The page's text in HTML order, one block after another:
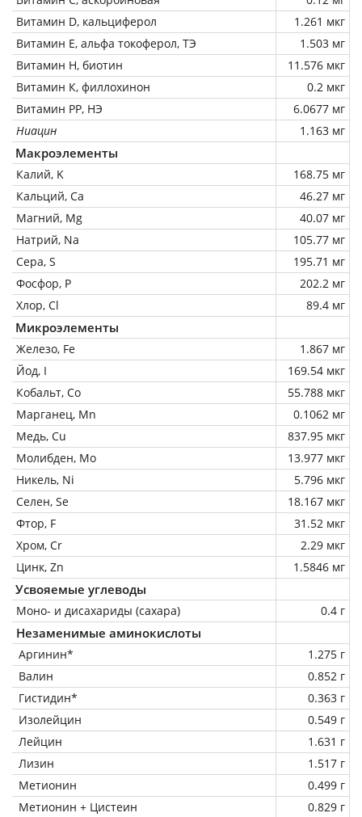
Витамин D, кальциферол
1.261 мкг
Витамин Е, альфа токоферол, ТЭ
1.503 мг
Витамин Н, биотин
11.576 мкг
Витамин К, филлохинон
0.2 мкг
Витамин РР, НЭ
6.0677 мг
Ниацин
1.163 мг
Макроэлементы
Калий, K
168.75 мг
Кальций, Ca
46.27 мг
Магний, Mg
40.07 мг
Натрий, Na
105.77 мг
Сера, S
195.71 мг
Фосфор, P
202.2 мг
Хлор, Cl
89.4 мг
Микроэлементы
Железо, Fe
1.867 мг
Йод, I
169.54 мкг
Кобальт, Co
55.788 мкг
Марганец, Mn
0.1062 мг
Медь, Cu
837.95 мкг
Молибден, Mo
13.977 мкг
Никель, Ni
5.796 мкг
Селен, Se
18.167 мкг
Фтор, F
31.52 мкг
Хром, Cr
2.29 мкг
Цинк, Zn
1.5846 мг
Усвояемые углеводы
Моно- и дисахариды (сахара) 0.4 г
Незаменимые аминокислоты
Аргинин*
1.275 г
Валин
0.852 г
Гистидин*
0.363 г
Изолейцин
0.549 г
Лейцин
1.631 г
Лизин
1.517 г
Метионин
0.499 г
Метионин + Цистеин
0.829 г